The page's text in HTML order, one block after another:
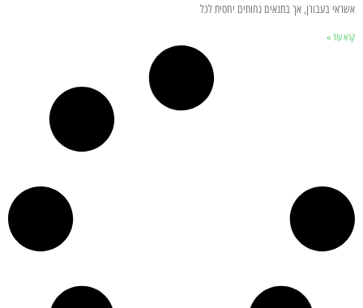
אשראי בעבורן, אך בתנאים נחותים יחסית לכל
קרא עוד »